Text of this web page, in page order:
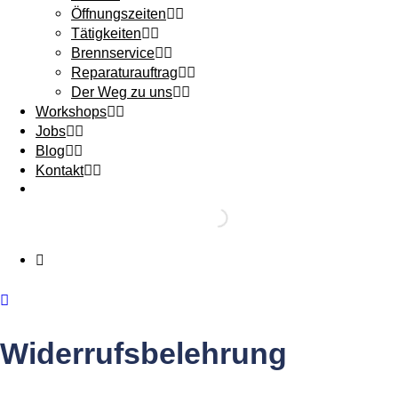
Öffnungszeiten
Tätigkeiten
Brennservice
Reparaturauftrag
Der Weg zu uns
Workshops
Jobs
Blog
Kontakt
Widerrufsbelehrung